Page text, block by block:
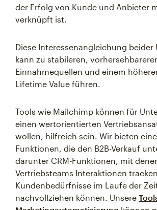
der Erfolg von Kunde und Anbieter
verknüpft ist.
Diese Interessenangleichung beider
kann zu stabileren,
Einnahmequellen und einem
Lifetime Value führen.
Tools wie Mailchimp können für
einen wertorientierten
wollen, hilfreich sein. Wir bieten
Funktionen, die den B2B-Verkauf
darunter CRM-Funktionen, mit
Vertriebsteams Interaktionen
Kundenbedürfnisse im Laufe der
nachvollziehen können. Unsere